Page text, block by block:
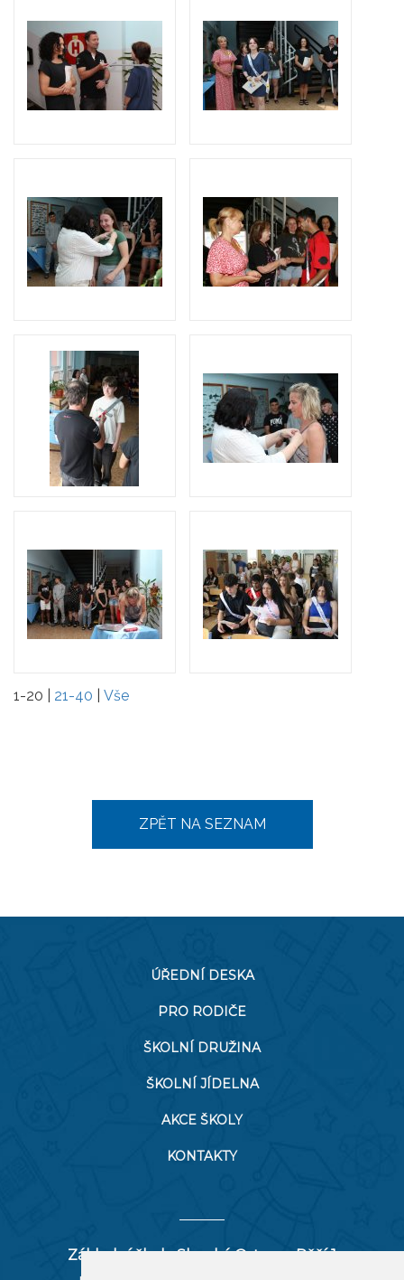
1-20 21-40 Vše
ZPĚT NA SEZNAM
ÚŘEDNÍ DESKA
PRO RODIČE
ŠKOLNÍ DRUŽINA
ŠKOLNÍ JÍDELNA
AKCE ŠKOLY
KONTAKTY
Základní škola Slezská Ostrava, Pěší 1